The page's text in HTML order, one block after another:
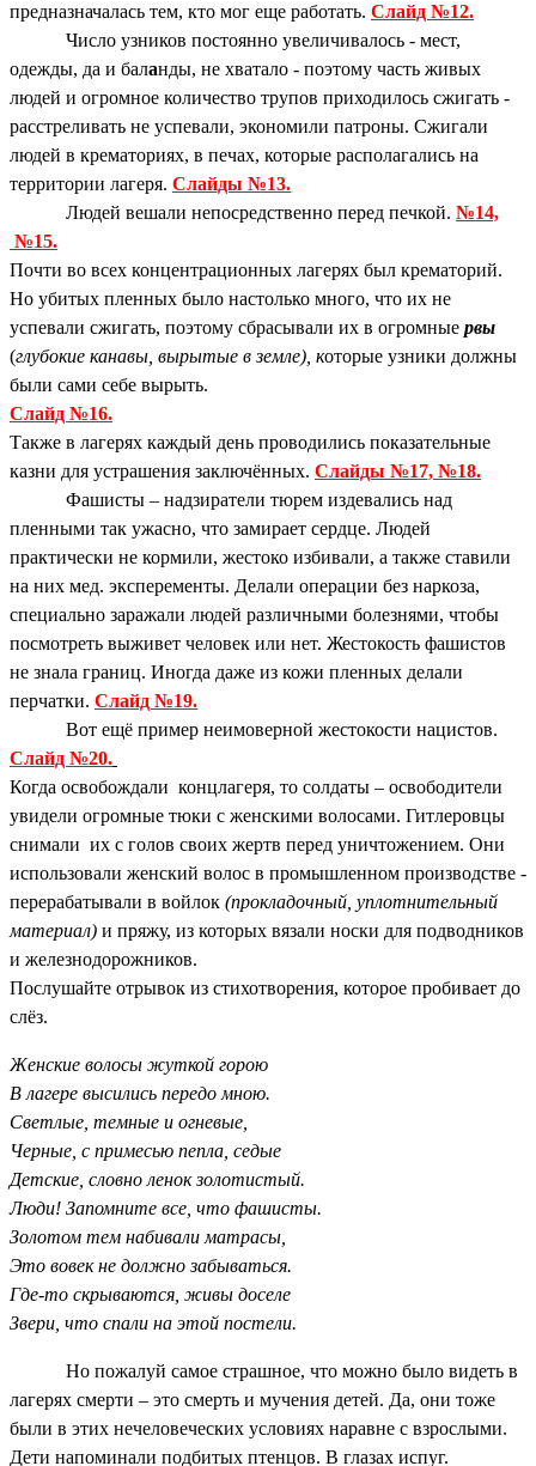
предназначалась тем, кто мог еще работать. Слайд №12.
Число узников постоянно увеличивалось - мест,
одежды, да и баланды, не хватало - поэтому часть живых
людей и огромное количество трупов приходилось сжигать -
расстреливать не успевали, экономили патроны. Сжигали
людей в крематориях, в печах, которые располагались на
территории лагеря. Слайды №13.
Людей вешали непосредственно перед печкой.№14,
№15.
Почти во всех концентрационных лагерях был крематорий.
Но убитых пленных было настолько много, что их не
успевали сжигать, поэтому сбрасывали их в огромные рвы
(глубокие канавы, вырытые в земле), которые узники должны
были сами себе вырыть.
Слайд №16.
Также в лагерях каждый день проводились показательные
казни для устрашения заключённых. Слайды №17, №18.
Фашисты – надзиратели тюрем издевались над
пленными так ужасно, что замирает сердце. Людей
практически не кормили, жестоко избивали, а также ставили
на них мед. эксперементы. Делали операции без наркоза,
специально заражали людей различными болезнями, чтобы
посмотреть выживет человек или нет. Жестокость фашистов
не знала границ. Иногда даже из кожи пленных делали
перчатки. Слайд №19.
Вот ещё пример неимоверной жестокости нацистов.
Слайд №20.
Когда освобождали концлагеря, то солдаты – освободители
увидели огромные тюки с женскими волосами. Гитлеровцы
снимали их с голов своих жертв перед уничтожением. Они
использовали женский волос в промышленном производстве -
перерабатывали в войлок (прокладочный, уплотнительный
материал) и пряжу, из которых вязали носки для подводников
и железнодорожников.
Послушайте отрывок из стихотворения, которое пробивает до
слёз.
Женские волосы жуткой горою
В лагере высились передо мною.
Светлые, темные и огневые,
Черные, с примесью пепла, седые
Детские, словно ленок золотистый.
Люди! Запомните все, что фашисты.
Золотом тем набивали матрасы,
Это вовек не должно забываться.
Где-то скрываются, живы доселе
Звери, что спали на этой постели.
Но пожалуй самое страшное, что можно было видеть в
лагерях смерти – это смерть и мучения детей. Да, они тоже
были в этих нечеловеческих условиях наравне с взрослыми.
Дети напоминали подбитых птенцов. В глазах испуг.